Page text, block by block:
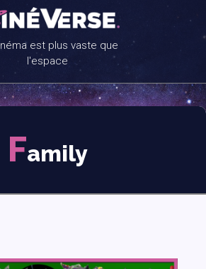
est plus vaste que
l'espace
Family